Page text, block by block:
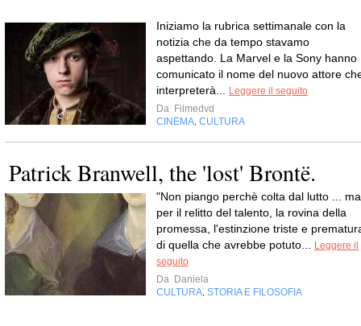
Iniziamo la rubrica settimanale con la
notizia che da tempo stavamo
aspettando. La Marvel e la Sony hanno
comunicato il nome del nuovo attore
interpreterà...
Leggere il seguito
Da Filmedvd
CINEMA CULTURA
Patrick Branwell, the 'lost' Brontë.
"Non piango perchè colta dal lutto ... ma
per il relitto del talento, la rovina della
promessa, l'estinzione triste e
di quella che avrebbe potuto...
Leggere il
seguito
Da Daniela
CULTURA STORIA E FILOSOFIA